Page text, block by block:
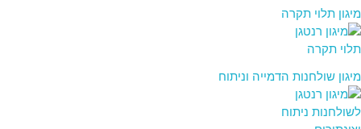
מיגון תלוי תקרה
מיגון שולחנות הדמייה וניתוח